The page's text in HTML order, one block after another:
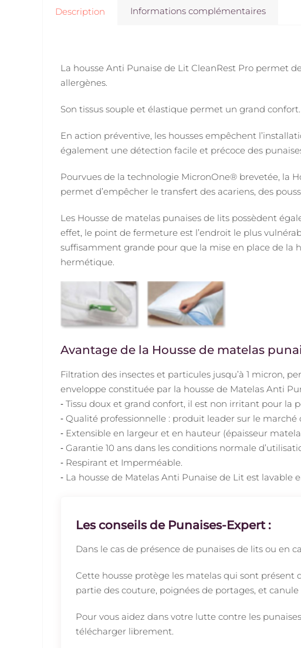
Description Informations complémentaires
La housse Anti Punaise de Lit CleanRest Pro permet
allergènes.
Son tissus souple et élastique permet un grand confort.
En action préventive, les housses empêchent
également une détection facile et précoce des
Pourvues de la technologie MicronOne® brevetée, la
permet d’empêcher le transfert des acariens, des
Les Housse de matelas punaises de lits possèdent
effet, le point de fermeture est l’endroit le plus
suffisamment grande pour que la mise en place de la
hermétique.
Avantage de la Housse de matelas
Filtration des insectes et particules jusqu’à 1 micron,
enveloppe constituée par la housse de Matelas Anti
‐ Tissu doux et grand confort, il est non irritant pour la
‐ Qualité professionnelle : produit leader sur le
‐ Extensible en largeur et en hauteur (épaisseur
‐ Garantie 10 ans dans les conditions normale
‐ Respirant et Imperméable.
‐ La housse de Matelas Anti Punaise de Lit est
Les conseils de Punaises-Expert :
Dans le cas de présence de punaises de lits ou en
Cette housse protège les matelas qui sont présent
partie des couture, poignées de portages, et
Pour vous aidez dans votre lutte contre les
télécharger librement.